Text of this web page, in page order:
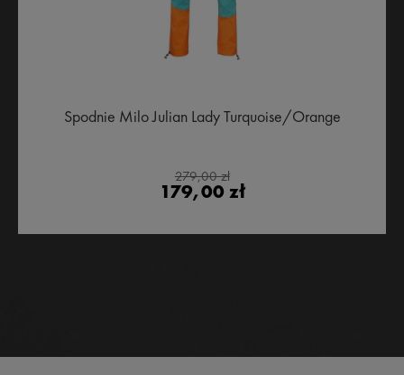
Spodnie Milo Julian Lady Turquoise/Orange
279,00 zł
179,00 zł